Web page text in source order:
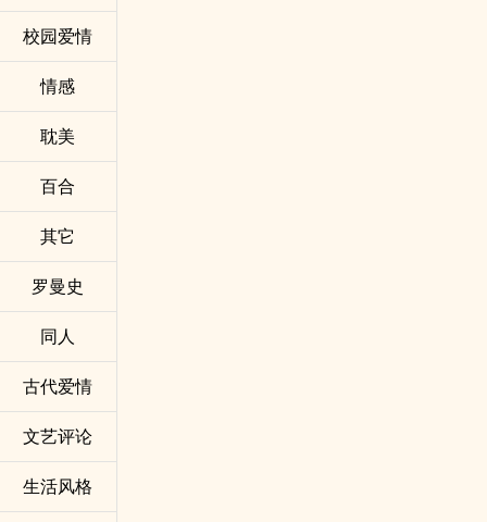
校园爱情
情感
耽美
百合
其它
罗曼史
同人
古代爱情
文艺评论
生活风格